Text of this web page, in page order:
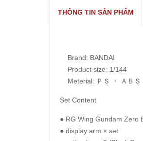
THÔNG TIN SẢN PHẨM
Brand: BANDAI
Product size: 1/144
Meterial: ＰＳ ・ ＡＢＳ
Set Content
● RG Wing Gundam Zero
● display arm × set